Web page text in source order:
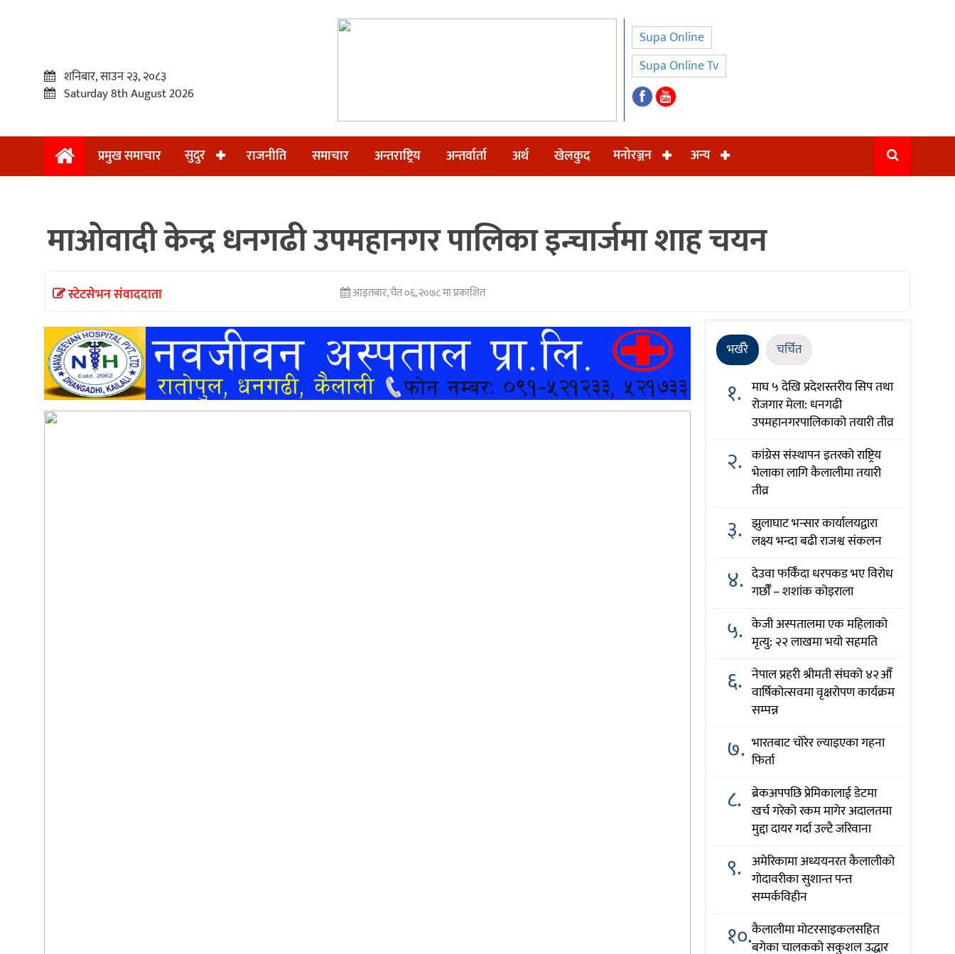
प्रमुख
समाचार
अन्तर्वार्ता
खेलकुद
शनिबार, साउन २३, २०८३
Saturday 8th August 2026
Supa Online
Supa Online Tv
प्रमुख समाचार सुदुर राजनीति समाचार अन्तराष्ट्रिय अन्तर्वार्ता अर्थ खेलकुद मनोरञ्जन अन्य
माओवादी केन्द्र धनगढी उपमहानगर पालिका इन्चार्जमा शाह चयन
स्टेटसेभन संवाददाता आइतबार, चैत ०६, २०७८ मा प्रकाशित
भर्खरै चर्चित
१. माघ ५ देखि प्रदेशस्तरीय सिप तथा
रोजगार मेला: धनगढी
उपमहानगरपालिकाको तयारी तीव्र
२. कांग्रेस संस्थापन इतरको राष्ट्रिय
भेलाका लागि कैलालीमा तयारी
तीव्र
३. झुलाघाट भन्सार कार्यालयद्वारा
लक्ष्य भन्दा बढी राजश्व संकलन
४. देउवा फर्किँदा धरपकड भए विरोध
गर्छौँं – शशांक कोइराला
५. केजी अस्पतालमा एक महिलाको
मृत्यु: २२ लाखमा भयो सहमति
६. नेपाल प्रहरी श्रीमती संघको ४२औँ
वार्षिकोत्सवमा वृक्षरोपण कार्यक्रम
सम्पन्न
७. भारतबाट चोरेर ल्याइएका गहना
फिर्ता
८. ब्रेकअपपछि प्रेमिकालाई डेटमा
खर्च गरेको रकम मागेर अदालतमा
मुद्दा दायर गर्दा उल्टै जरिवाना
९. अमेरिकामा अध्ययनरत कैलालीको
गोदावरीका सुशान्त पन्त
सम्पर्कविहीन
१०.कैलालीमा मोटरसाइकलसहित
बगेका चालकको सकुशल उद्धार